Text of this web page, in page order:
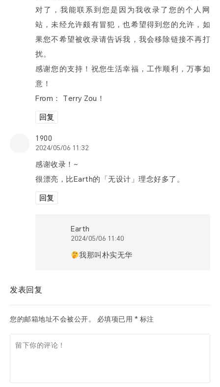
对了，我能联系到您是因为我收录了您的个人网
站，未经允许颇有冒犯，也希望得到您的允许，如
果您不希望被收录请告诉我，我会移除链接不再打
扰。
感谢您的支持！祝您生活幸福，工作顺利，万事如
意！
From： Terry Zou！
回复
1900
2024/05/06 11:32
感谢收录！~
很漂亮，比Earth的「无设计」理念好多了。
回复
Earth
2024/05/06 11:40
我那叫朴实无华
发表回复
您的邮箱地址不会被公开。 必填项已用 * 标注